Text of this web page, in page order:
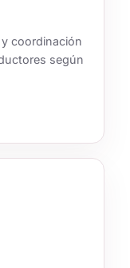
coordinación
según